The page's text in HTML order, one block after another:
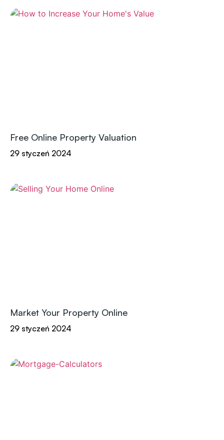
Free Online Property Valuation
29 styczeń 2024
Market Your Property Online
29 styczeń 2024